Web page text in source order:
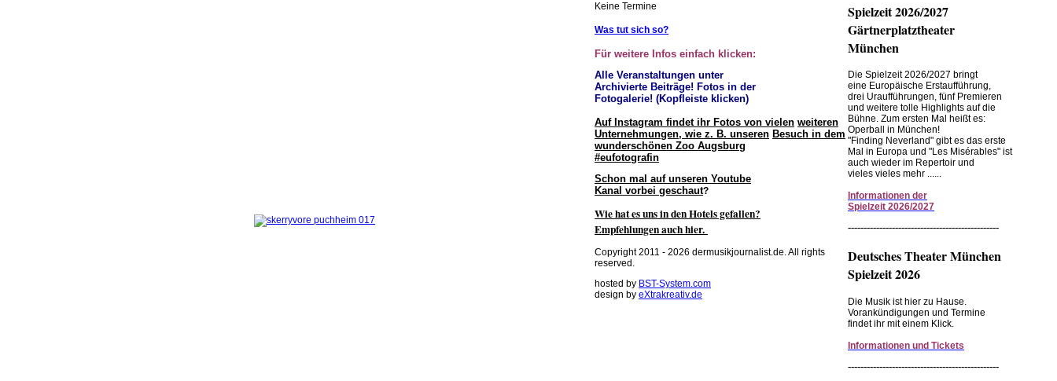
Keine Termine
Was tut sich so?
Für weitere Infos einfach klicken:
Alle Veranstaltungen unter
Archivierte Beiträge! Fotos in der
Fotogalerie! (Kopfleiste klicken)
Auf Instagram findet ihr Fotos von vielen weiteren
Unternehmungen, wie z. B. unseren Besuch in dem
wunderschönen Zoo Augsburg
#eufotografin
Schon mal auf unseren Youtube
Kanal vorbei geschaut?
Wie hat es uns in den Hotels gefallen?
Empfehlungen auch hier.
Spielzeit 2026/2027
Gärtnerplatztheater
München
Die Spielzeit 2026/2027 bringt
eine Europäische Erstaufführung,
drei Uraufführungen, fünf Premieren
und weitere tolle Highlights auf die
Bühne. Zum ersten Mal heißt es:
Operball in München!
"Finding Neverland" gibt es das erste
Mal in Europa und "Les Misérables" ist
auch wieder im Repertoir und
vieles vieles mehr ......
Informationen der
Spielzeit 2026/2027
------------------------------------------------
Deutsches Theater München
Spielzeit 2026
Die Musik ist hier zu Hause.
Vorankündigungen und Termine
findet ihr mit einem Klick.
Informationen und Tickets
------------------------------------------------
Copyright 2011 - 2026 dermusikjournalist.de. All rights
reserved.
hosted by BST-System.com
design by eXtrakreativ.de